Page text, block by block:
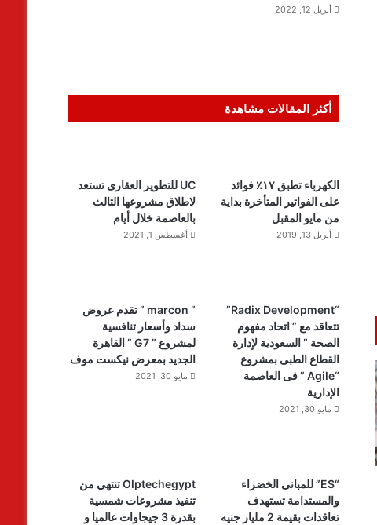
أبريل 12, 2022
أكثر المقالات مشاهدة
الكهرباء تطبق ١٧٪ فوائد
على الفواتير المتأخرة بداية
من مايو المقبل
أبريل 13, 2019
UC للتطوير العقارى تستعد
لاطلاق مشروعها الثالث
بالعاصمة خلال أيام
أغسطس 1, 2021
“Radix Development”
تتعاقد مع ” اتحاد مفهوم
الصحة ” السعودية لإدارة
القطاع الطبى بمشروع
“Agile ” فى العاصمة
الإدارية
مايو 30, 2021
” marcon ” تقدم عروض
سداد وأسعار تنافسية
لمشروع ” G7 ” القاهرة
الجديد بمعرض نيكست موف
مايو 30, 2021
“ES” للمبانى الخضراء
والمستدامة تستهدف
تعاقدات بقيمة 2 مليار جنيه
Olptechegypt تنتهي من
تنفيذ مشروعات شمسية
بقدرة 3 جيجاوات عالميا و